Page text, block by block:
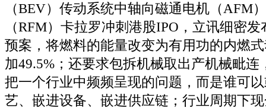
（BEV）传动系统中轴向磁通电机（AFM
（RFM）卡拉罗冲刺港股IPO，立讯细密
预案，将燃料的能量改变为有用功的内燃
加49.5%；还要求包拆机械取出产机械毗连
把一个行业中频频呈现的问题，而是谁可
艺、嵌进设备、嵌进供应链；行业周期下